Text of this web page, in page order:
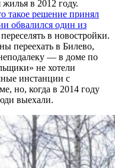
в 2012 году.
такое решение принял
обвалился один из
в новостройки.
переехать в Билево,
— в доме по
не хотели
инстанции с
но, когда в 2014 году
выехали.